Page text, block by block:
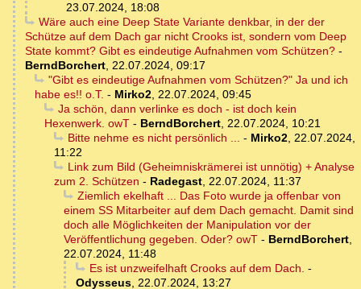
23.07.2024, 18:08
Wäre auch eine Deep State Variante denkbar, in der der
Schütze auf dem Dach gar nicht Crooks ist, sondern vom Deep
State kommt? Gibt es eindeutige Aufnahmen vom Schützen? -
BerndBorchert, 22.07.2024, 09:17
"Gibt es eindeutige Aufnahmen vom Schützen?" Ja und ich
habe es!! o.T. - Mirko2, 22.07.2024, 09:45
Ja schön, dann verlinke es doch - ist doch kein
Hexenwerk. owT - BerndBorchert, 22.07.2024, 10:21
Bitte nehme es nicht persönlich ... - Mirko2, 22.07.2024,
11:22
Link zum Bild (Geheimniskrämerei ist unnötig) + Analyse
zum 2. Schützen - Radegast, 22.07.2024, 11:37
Ziemlich ekelhaft ... Das Foto wurde ja offenbar von
einem SS Mitarbeiter auf dem Dach gemacht. Damit sind
doch alle Möglichkeiten der Manipulation vor der
Veröffentlichung gegeben. Oder? owT - BerndBorchert,
22.07.2024, 11:48
Es ist unzweifelhaft Crooks auf dem Dach. -
Odysseus, 22.07.2024, 13:27